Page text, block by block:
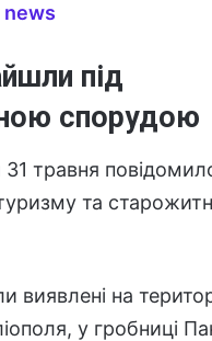
news
під
спорудою
31 травня
та
виявлені на
у гробниці